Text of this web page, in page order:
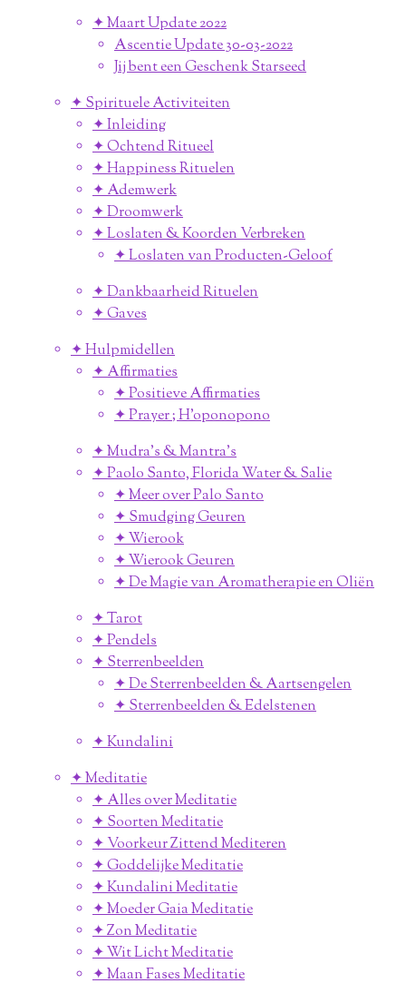
✦ Maart Update 2022
Ascentie Update 30-03-2022
Jij bent een Geschenk Starseed
✦ Spirituele Activiteiten
✦ Inleiding
✦ Ochtend Ritueel
✦ Happiness Rituelen
✦ Ademwerk
✦ Droomwerk
✦ Loslaten & Koorden Verbreken
✦ Loslaten van Producten-Geloof
✦ Dankbaarheid Rituelen
✦ Gaves
✦ Hulpmidellen
✦ Affirmaties
✦ Positieve Affirmaties
✦ Prayer ; H'oponopono
✦ Mudra's & Mantra's
✦ Paolo Santo, Florida Water & Salie
✦ Meer over Palo Santo
✦ Smudging Geuren
✦ Wierook
✦ Wierook Geuren
✦ De Magie van Aromatherapie en Oliën
✦ Tarot
✦ Pendels
✦ Sterrenbeelden
✦ De Sterrenbeelden & Aartsengelen
✦ Sterrenbeelden & Edelstenen
✦ Kundalini
✦ Meditatie
✦ Alles over Meditatie
✦ Soorten Meditatie
✦ Voorkeur Zittend Mediteren
✦ Goddelijke Meditatie
✦ Kundalini Meditatie
✦ Moeder Gaia Meditatie
✦ Zon Meditatie
✦ Wit Licht Meditatie
✦ Maan Fases Meditatie